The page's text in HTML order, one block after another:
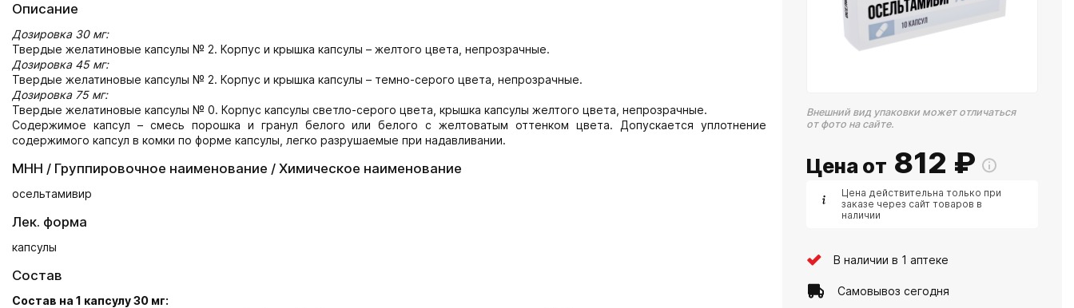
Описание
Дозировка 30 мг:
Твердые желатиновые капсулы № 2. Корпус и крышка капсулы – желтого цвета, непрозрачные.
Дозировка 45 мг:
Твердые желатиновые капсулы № 2. Корпус и крышка капсулы – темно-серого цвета, непрозрачные.
Дозировка 75 мг:
Твердые желатиновые капсулы № 0. Корпус капсулы светло-серого цвета, крышка капсулы желтого цвета, непрозрачные.
Содержимое капсул – смесь порошка и гранул белого или белого с желтоватым оттенком цвета. Допускается уплотнение
содержимого капсул в комки по форме капсулы, легко разрушаемые при надавливании.
МНН / Группировочное наименование / Химическое наименование
осельтамивир
Лек. форма
капсулы
Состав
Состав на 1 капсулу 30 мг:
Внешний вид упаковки может отличаться
от фото на сайте.
Цена от 812 ₽
Цена действительна только при
заказе через сайт товаров в
наличии
В наличии в 1 аптеке
Самовывоз сегодня